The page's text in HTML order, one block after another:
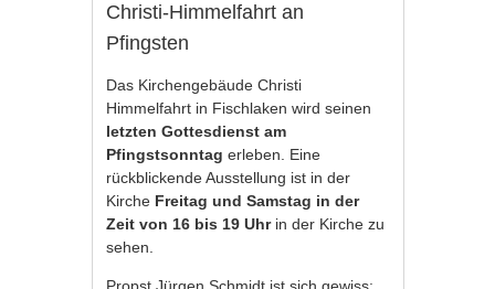
Christi-Himmelfahrt an
Pfingsten
Das Kirchengebäude Christi
Himmelfahrt in Fischlaken wird seinen
letzten Gottesdienst am
Pfingstsonntagerleben. Eine
rückblickende Ausstellung ist in der
Kirche Freitag und Samstag in der
Zeit von 16 bis 19 Uhr in der Kirche zu
sehen.